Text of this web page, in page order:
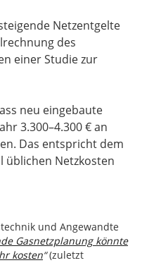
Netzentgelte
des
einer Studie zur
neu eingebaute
3.300–4.300 € an
Das entspricht dem
üblichen Netzkosten
und Angewandte
Gasnetzplanung könnte
kosten“(zuletzt